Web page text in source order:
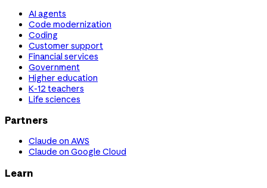
AI agents
Code modernization
Coding
Customer support
Financial services
Government
Higher education
K-12 teachers
Life sciences
Partners
Claude on AWS
Claude on Google Cloud
Learn